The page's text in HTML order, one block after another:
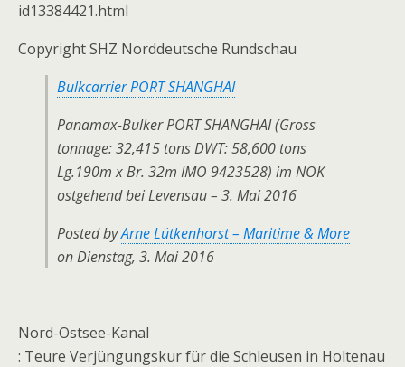
id13384421.html
Copyright SHZ Norddeutsche Rundschau
Bulkcarrier PORT SHANGHAI
Panamax-Bulker PORT SHANGHAI (Gross
tonnage: 32,415 tons DWT: 58,600 tons
Lg.190m x Br. 32m IMO 9423528) im NOK
ostgehend bei Levensau – 3. Mai 2016
Posted byArne Lütkenhorst – Maritime & More
on Dienstag, 3. Mai 2016
Nord-Ostsee-Kanal
: Teure Verjüngungskur für die Schleusen in Holtenau